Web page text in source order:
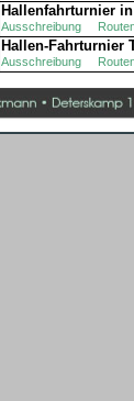
Hallenfahrturnier
Ausschreibung
Hallen-Fahrturnier
Ausschreibung